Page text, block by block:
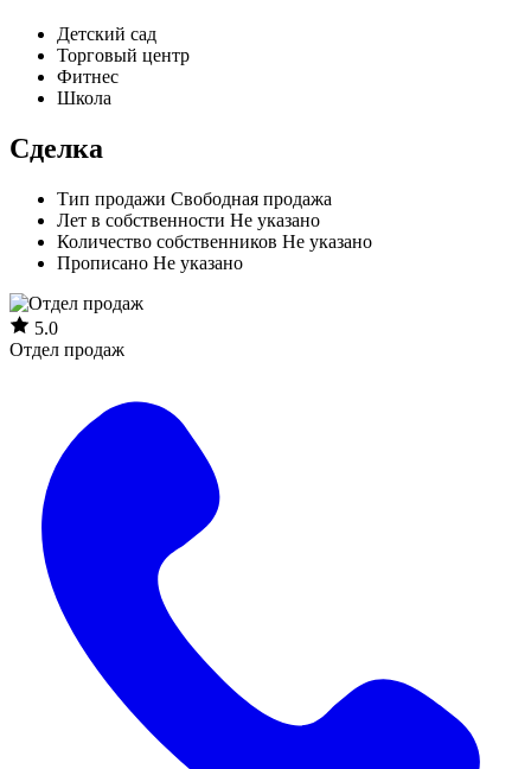
Детский сад
Торговый центр
Фитнес
Школа
Сделка
Тип продажи Свободная продажа
Лет в собственности Не указано
Количество собственников Не указано
Прописано Не указано
5.0
Отдел продаж